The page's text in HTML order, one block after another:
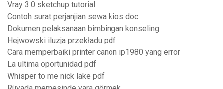
Vray 3.0 sketchup tutorial
Contoh surat perjanjian sewa kios doc
Dokumen pelaksanaan bimbingan konseling
Hejwowski iluzja przekładu pdf
Cara memperbaiki printer canon ip1980 yang error
La ultima oportunidad pdf
Whisper to me nick lake pdf